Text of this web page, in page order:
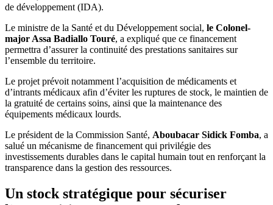
de développement (IDA).
Le ministre de la Santé et du Développement social, le Colonel-
major Assa Badiallo Touré, a expliqué que ce financement
permettra d’assurer la continuité des prestations sanitaires sur
l’ensemble du territoire.
Le projet prévoit notamment l’acquisition de médicaments et
d’intrants médicaux afin d’éviter les ruptures de stock, le maintien de
la gratuité de certains soins, ainsi que la maintenance des
équipements médicaux lourds.
Le président de la Commission Santé, Aboubacar Sidick Fomba, a
salué un mécanisme de financement qui privilégie des
investissements durables dans le capital humain tout en renforçant la
transparence dans la gestion des ressources.
Un stock stratégique pour sécuriser